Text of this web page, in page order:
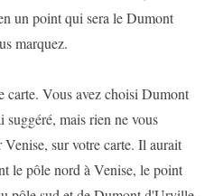
un point qui sera le Dumont
marquez.
carte. Vous avez choisi Dumont
mais rien ne vous
sur votre carte. Il aurait
le pôle nord à Venise, le point